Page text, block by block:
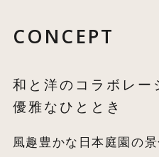
CONCEPT
和と洋のコラボレー
優雅なひととき
風趣豊かな日本庭園の